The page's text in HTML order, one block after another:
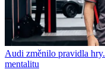
Audi změnilo pravidla
mentalitu